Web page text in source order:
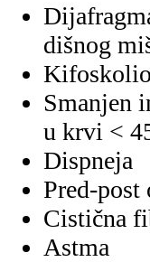
dišnog
Smanjen
u krvi <
Dispneja
Pred-post
Cistična
Astma